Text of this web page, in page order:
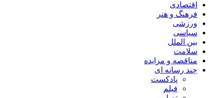
اقتصادی
فرهنگ و هنر
ورزشی
سیاسی
بین الملل
سلامت
مناقصه و مزایده
چند رسانه ای
پادکست
فیلم